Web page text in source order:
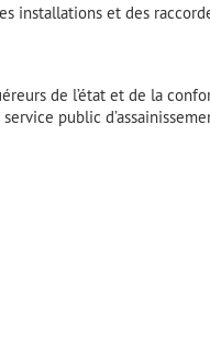
installations et des
de l’état et de la
public